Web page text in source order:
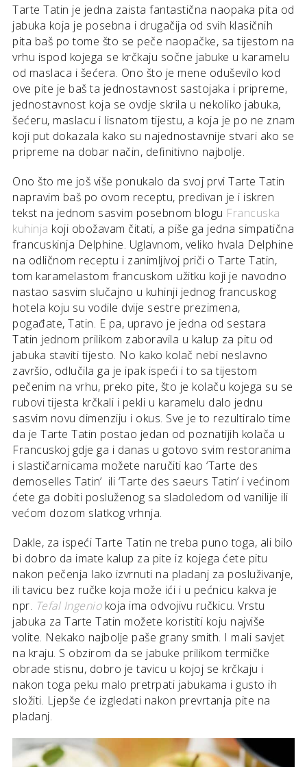
Tarte Tatin je jedna zaista fantastična naopaka pita od
jabuka koja je posebna i drugačija od svih klasičnih
pita baš po tome što se peče naopačke, sa tijestom na
vrhu ispod kojega se krčkaju sočne jabuke u karamelu
od maslaca i šećera. Ono što je mene oduševilo kod
ove pite je baš ta jednostavnost sastojaka i pripreme,
jednostavnost koja se ovdje skrila u nekoliko jabuka,
šećeru, maslacu i lisnatom tijestu, a koja je po ne znam
koji put dokazala kako su najednostavnije stvari ako se
pripreme na dobar način, definitivno najbolje.
Ono što me još više ponukalo da svoj prvi Tarte Tatin
napravim baš po ovom receptu, predivan je i iskren
tekst na jednom sasvim posebnom blogu Francuska
kuhinja koji obožavam čitati, a piše ga jedna simpatična
francuskinja Delphine. Uglavnom, veliko hvala Delphine
na odličnom receptu i zanimljivoj priči o Tarte Tatin,
tom karamelastom francuskom užitku koji je navodno
nastao sasvim slučajno u kuhinji jednog francuskog
hotela koju su vodile dvije sestre prezimena,
pogađate, Tatin. E pa, upravo je jedna od sestara
Tatin jednom prilikom zaboravila u kalup za pitu od
jabuka staviti tijesto. No kako kolač nebi neslavno
završio, odlučila ga je ipak ispeći i to sa tijestom
pečenim na vrhu, preko pite, što je kolaču kojega su se
rubovi tijesta krčkali i pekli u karamelu dalo jednu
sasvim novu dimenziju i okus. Sve je to rezultiralo time
da je Tarte Tatin postao jedan od poznatijih kolača u
Francuskoj gdje ga i danas u gotovo svim restoranima
i slastičarnicama možete naručiti kao ‘Tarte des
demoselles Tatin’ ili ‘Tarte des saeurs Tatin’ i većinom
ćete ga dobiti posluženog sa sladoledom od vanilije ili
većom dozom slatkog vrhnja.
Dakle, za ispeći Tarte Tatin ne treba puno toga, ali bilo
bi dobro da imate kalup za pite iz kojega ćete pitu
nakon pečenja lako izvrnuti na pladanj za posluživanje,
ili tavicu bez ručke koja može ići i u pećnicu kakva je
npr. Tefal Ingeniokoja ima odvojivu ručkicu. Vrstu
jabuka za Tarte Tatin možete koristiti koju najviše
volite. Nekako najbolje paše grany smith. I mali savjet
na kraju. S obzirom da se jabuke prilikom termičke
obrade stisnu, dobro je tavicu u kojoj se krčkaju i
nakon toga peku malo pretrpati jabukama i gusto ih
složiti. Ljepše će izgledati nakon prevrtanja pite na
pladanj.